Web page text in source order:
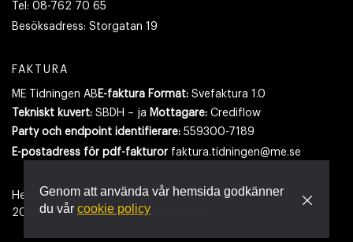
Tel: 08-762 70 65
Besöksadress: Storgatan 19
FAKTURA
ME Tidningen AB E-faktura Format: Svefaktura 1.0
Tekniskt kuvert: SBDH – ja Mottagare: Crediflow
Party och endpoint identifierare: 559300-7189
E-postadress för pdf-fakturor faktura.tidningen@me.se
Hemsidan använder cookies.Läs mer
2026- Tidningen Maskinentreprenören
Genom att använda vår hemsida godkänner
du vår cookie policy